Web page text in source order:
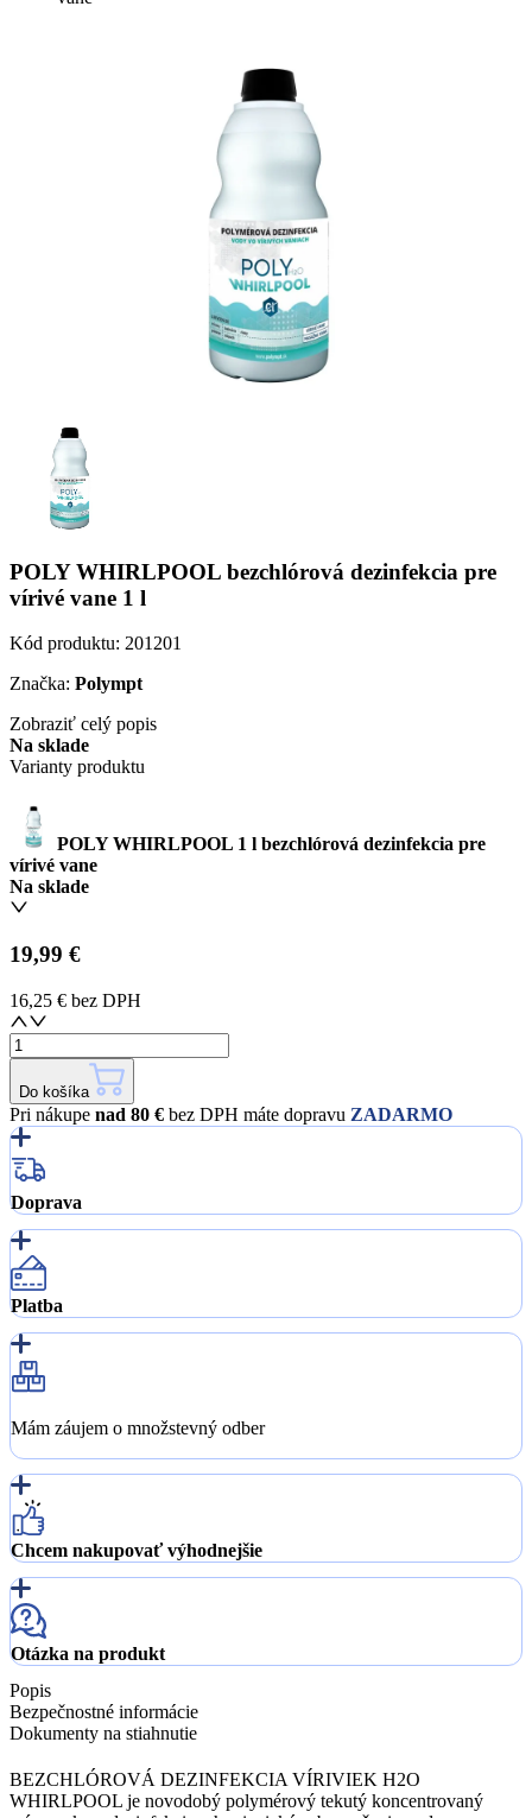
POLY WHIRLPOOL bezchlórová dezinfekcia pre
vírivé vane 1 l
Kód produktu: 201201
Značka: Polympt
Zobraziť celý popis
Na sklade
Varianty produktu
POLY WHIRLPOOL 1 l bezchlórová dezinfekcia pre
vírivé vane
Na sklade
19,99 €
16,25 € bez DPH
Do košíka
Pri nákupe nad 80 € bez DPH máte dopravu ZADARMO
Doprava
Platba
Mám záujem o množstevný odber
Chcem nakupovať výhodnejšie
Otázka na produkt
Popis
Bezpečnostné informácie
Dokumenty na stiahnutie
BEZCHLÓROVÁ DEZINFEKCIA VÍRIVIEK H2O
WHIRLPOOL je novodobý polymérový tekutý koncentrovaný